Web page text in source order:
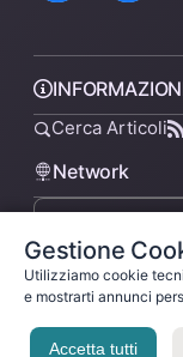
Gestione
Utilizziamo cookie
e mostrarti annunci
Accetta tutti
Cerca Articoli
Network
lsnn.net